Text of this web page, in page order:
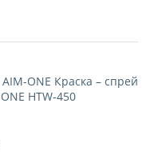
ONE Краска – спрей
HTW-450